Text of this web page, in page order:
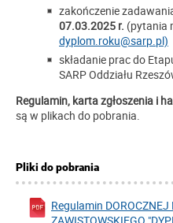
zakończenie
07.03.2025 r. (pytania
dyplom.roku@sarp.pl)
składanie prac do
SARP Oddziału
Regulamin, karta zgłoszenia i
są w plikach do pobrania.
Pliki do pobrania
Regulamin DOROCZNEJ
ZAWISTOWSKIEGO